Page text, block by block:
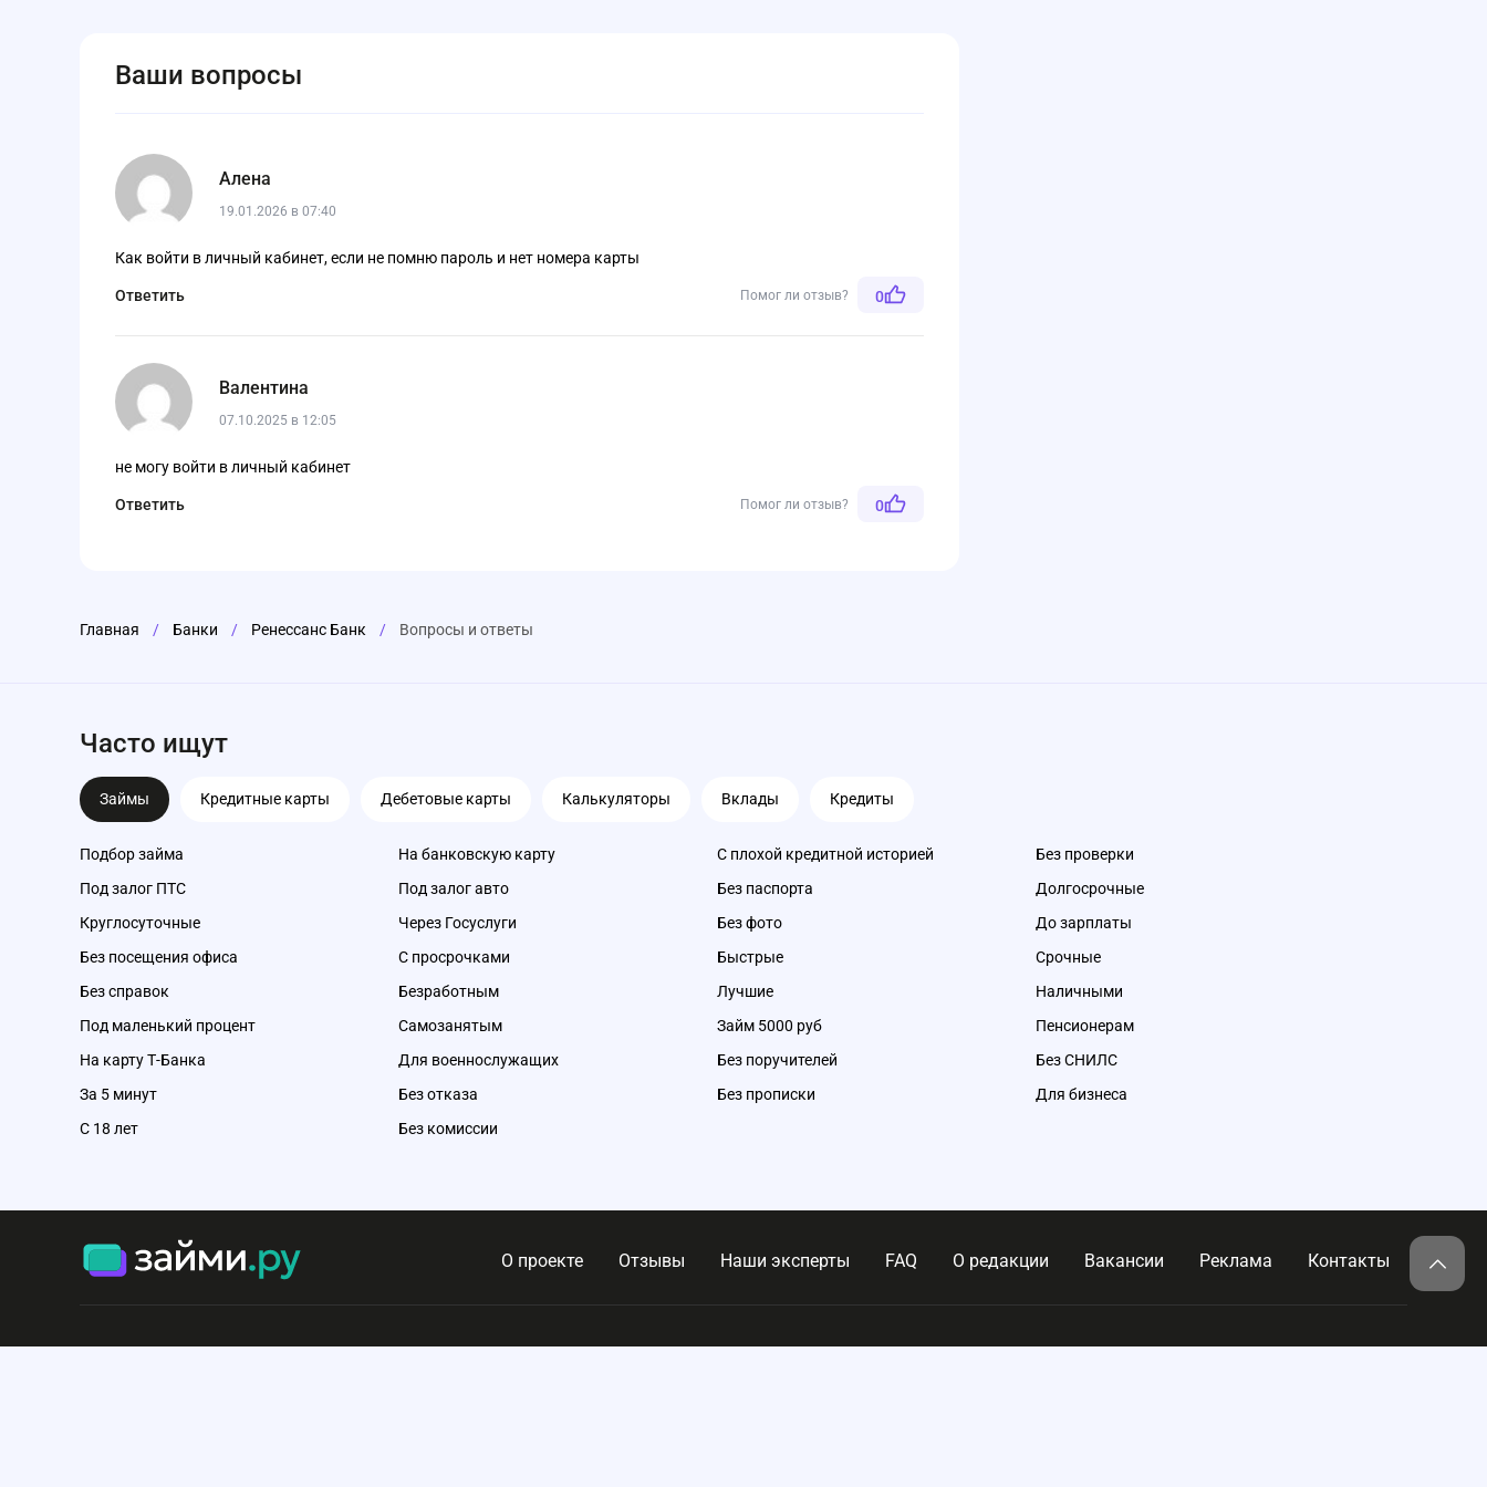
Ваши вопросы
Алена
19.01.2026 в 07:40
Как войти в личный кабинет, если не помню пароль и нет номера карты
Ответить Помог ли отзыв? 0
Валентина
07.10.2025 в 12:05
не могу войти в личный кабинет
Ответить Помог ли отзыв? 0
Главная / Банки / Ренессанс Банк / Вопросы и ответы
Часто ищут
Займы Кредитные карты Дебетовые карты Калькуляторы Вклады Кредиты
Подбор займа
Под залог ПТС
Круглосуточные
Без посещения офиса
Без справок
Под маленький процент
На карту Т-Банка
За 5 минут
С 18 лет
На банковскую карту
Под залог авто
Через Госуслуги
С просрочками
Безработным
Самозанятым
Для военнослужащих
Без отказа
Без комиссии
С плохой кредитной историей
Без паспорта
Без фото
Быстрые
Лучшие
Займ 5000 руб
Без поручителей
Без прописки
Без проверки
Долгосрочные
До зарплаты
Срочные
Наличными
Пенсионерам
Без СНИЛС
Для бизнеса
О проекте Отзывы Наши эксперты FAQ О редакции Вакансии Реклама Контакты